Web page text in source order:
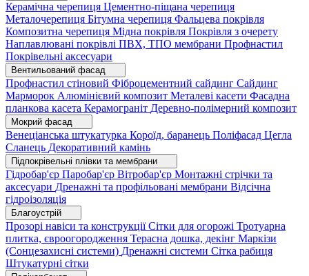
Керамічна черепиця Цементно-піщана черепиця
Металочерепиця Бітумна черепиця Фальцева покрівля
Композитна черепиця Мідна покрівля Покрівля з очерету
Наплавлювані покрівлі ПВХ, ТПО мембрани Профнастил
Покрівельні аксесуари
Вентильований фасад
Профнастил стіновий Фіброцементний сайдинг Сайдинг
Марморок Алюмінієвий композит Металеві касети Фасадна
планкова касета Керамограніт Деревно-полімерний композит
Мокрий фасад
Венеціанська штукатурка Короїд, баранець Поліфасад Цегла
Сланець Декоративний камінь
Підпокрівельні плівки та мембрани
Гідробар'єр Паробар'єр Вітробар'єр Монтажні стрічки та
аксесуари Дренажні та профільовані мембрани Відсічна
гідроізоляція
Благоустрій
Прозорі навіси та конструкціїСітки для огорожі Тротуарна
плитка, євроогородження Терасна дошка, декінг Маркізи
(Сонцезахисні системи) Дренажні системи Сітка рабиця
Штукатурні сітки